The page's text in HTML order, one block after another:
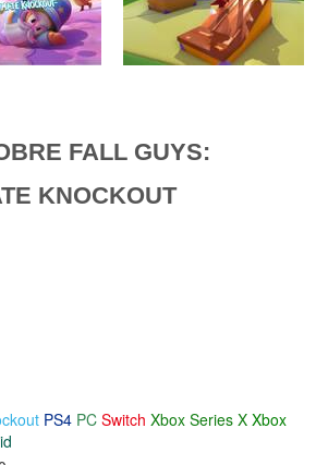
FALL GUYS:
KNOCKOUT
PS4 PC Switch Xbox Series X Xbox